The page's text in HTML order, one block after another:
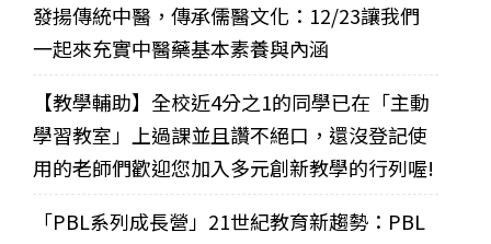
發揚傳統中醫，傳承儒醫文化：12/23讓我們
一起來充實中醫藥基本素養與內涵
【教學輔助】全校近4分之1的同學已在「主動
學習教室」上過課並且讚不絕口，還沒登記使
用的老師們歡迎您加入多元創新教學的行列喔!
「PBL系列成長營」21世紀教育新趨勢：PBL